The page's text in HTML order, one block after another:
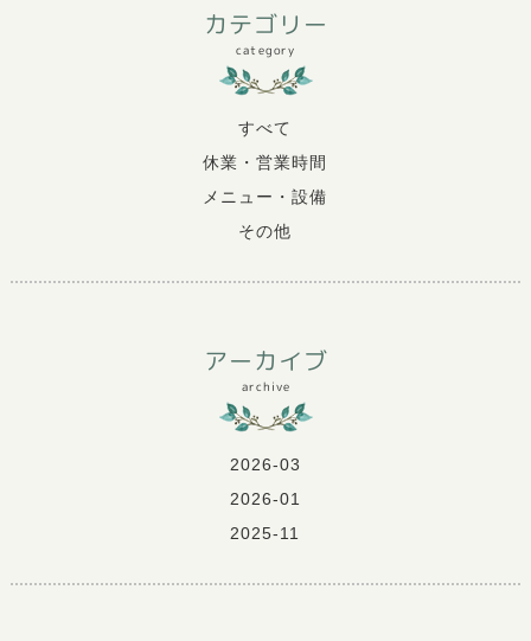
カテゴリー
category
すべて
休業・営業時間
メニュー・設備
その他
アーカイブ
archive
2026-03
2026-01
2025-11